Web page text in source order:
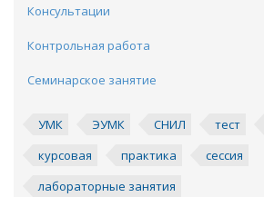
Консультации
Контрольная работа
Семинарское занятие
УМК ЭУМК СНИЛ тест
курсовая
практика
сессия
лабораторные занятия